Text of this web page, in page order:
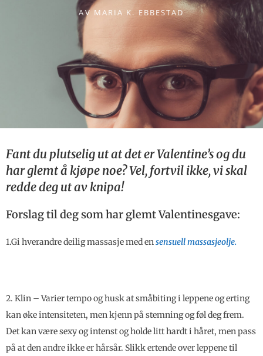
AVMARIA K. EBBESTAD
Fant du plutselig ut at det er Valentine’s og du
har glemt å kjøpe noe? Vel, fortvil ikke, vi skal
redde deg ut av knipa!
Forslag til deg som har glemt Valentinesgave:
1.Gi hverandre deilig massasje med ensensuell massasjeolje.
2. Klin – Varier tempo og husk at småbiting i leppene og erting
kan øke intensiteten, men kjenn på stemning og føl deg frem.
Det kan være sexy og intenst og holde litt hardt i håret, men pass
på at den andre ikke er hårsår. Slikk ertende over leppene til